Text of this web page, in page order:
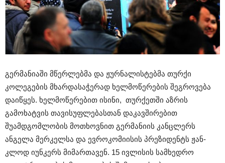
გერმანიაში მწერლებმა და ჟურნალისტებმა თურქი
კოლეგების მხარდასაჭერად ხელმოწერების შეგროვება
დაიწყეს. ხელმოწერებით ისინი, თურქეთში აზრის
გამოხატვის თავისუფლებასთან დაკავშირებით
შუამდგომლობის მოთხოვნით გერმანიის კანცლერს
ანგელა მერკელსა და ევროკომიისის პრეზიდენტს ჟან-
კლოდ იუნკერს მიმართავენ. 15 ივლისის სამხედრო